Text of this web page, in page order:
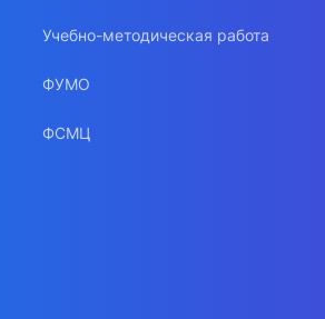
Учебно-методическая работа
ФУМО
ФСМЦ